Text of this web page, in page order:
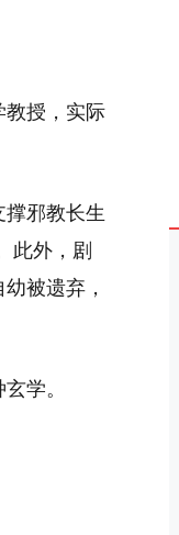
教授，实际
邪教长生
此外，剧
被遗弃，
学。